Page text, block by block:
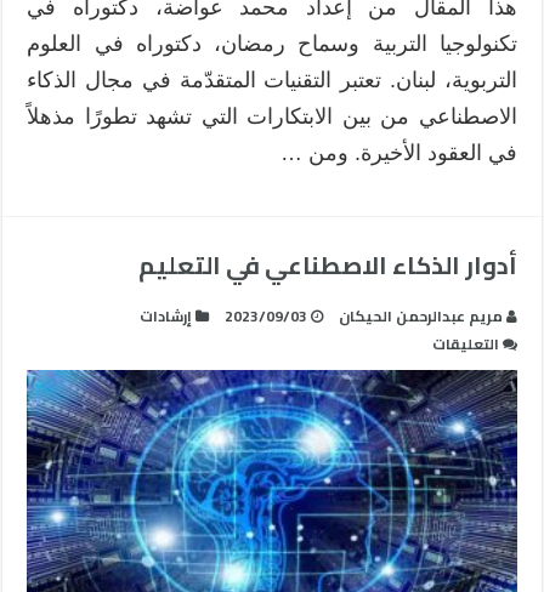
هذا المقال من إعداد محمد عواضة، دكتوراه في
تكنولوجيا التربية وسماح رمضان، دكتوراه في العلوم
التربوية، لبنان. تعتبر التقنيات المتقدّمة في مجال الذكاء
الاصطناعي من بين الابتكارات التي تشهد تطورًا مذهلاً
في العقود الأخيرة. ومن …
أدوار الذكاء الاصطناعي في التعليم
مريم عبدالرحمن الحيكان 2023/09/03
إرشادات
التعليقات
أدوار
الذكاء
الاصطناعي
في
التعليم
مغلقة